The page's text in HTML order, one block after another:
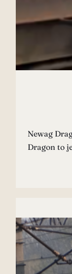
Newag
Dragon to